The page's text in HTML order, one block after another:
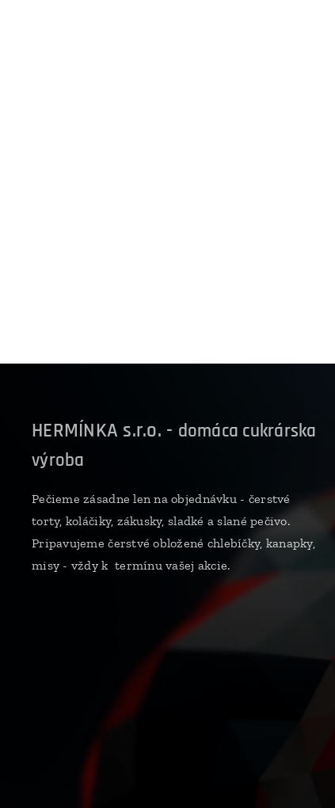
HERMÍNKA s.r.o. - domáca cukrárska
výroba
Pečieme zásadne len na objednávku - čerstvé
torty, koláčiky, zákusky, sladké a slané pečivo.
Pripavujeme čerstvé obložené chlebíčky, kanapky,
misy - vždy k termínu vašej akcie.